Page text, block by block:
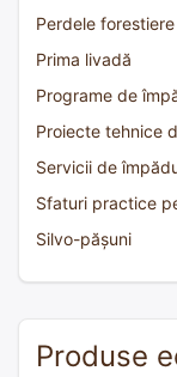
Perdele forestiere
Prima livadă
Programe de
Proiecte tehnice
Servicii de
Sfaturi practice
Silvo-pășuni
Produse